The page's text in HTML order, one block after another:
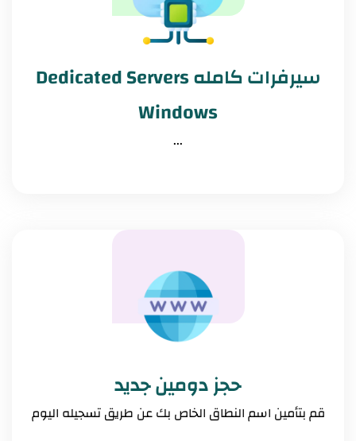
سيرفرات كامله Dedicated Servers
Windows
حجز دومين جديد
قم بتأمين اسم النطاق الخاص بك عن طريق تسجيله اليوم